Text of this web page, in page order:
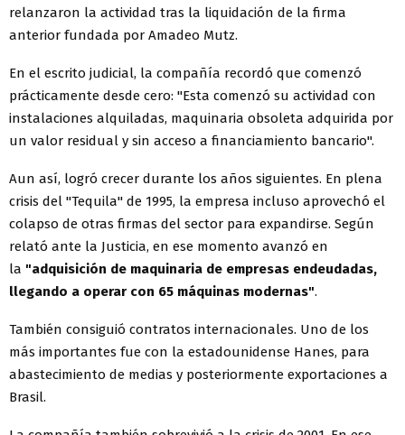
relanzaron la actividad tras la liquidación de la firma
anterior fundada por Amadeo Mutz.
En el escrito judicial, la compañía recordó que comenzó
prácticamente desde cero: "Esta comenzó su actividad con
instalaciones alquiladas, maquinaria obsoleta adquirida por
un valor residual y sin acceso a financiamiento bancario".
Aun así, logró crecer durante los años siguientes. En plena
crisis del "Tequila" de 1995, la empresa incluso aprovechó el
colapso de otras firmas del sector para expandirse. Según
relató ante la Justicia, en ese momento avanzó en
la "adquisición de maquinaria de empresas endeudadas,
llegando a operar con 65 máquinas modernas".
También consiguió contratos internacionales. Uno de los
más importantes fue con la estadounidense Hanes, para
abastecimiento de medias y posteriormente exportaciones a
Brasil.